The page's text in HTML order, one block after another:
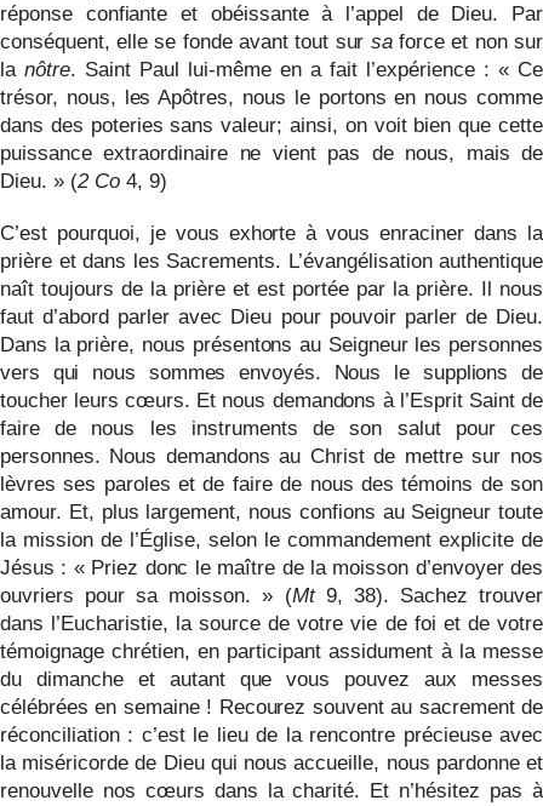
réponse confiante et obéissante à l’appel de Dieu. Par
conséquent, elle se fonde avant tout sur saforce et non sur
lanôtre. Saint Paul lui-même en a fait l’expérience : « Ce
trésor, nous, les Apôtres, nous le portons en nous comme
dans des poteries sans valeur; ainsi, on voit bien que cette
puissance extraordinaire ne vient pas de nous, mais de
Dieu. » (2 Co4, 9)
C’est pourquoi, je vous exhorte à vous enraciner dans la
prière et dans les Sacrements. L’évangélisation authentique
naît toujours de la prière et est portée par la prière. Il nous
faut d’abord parler avec Dieu pour pouvoir parler de Dieu.
Dans la prière, nous présentons au Seigneur les personnes
vers qui nous sommes envoyés. Nous le supplions de
toucher leurs cœurs. Et nous demandons à l’Esprit Saint de
faire de nous les instruments de son salut pour ces
personnes. Nous demandons au Christ de mettre sur nos
lèvres ses paroles et de faire de nous des témoins de son
amour. Et, plus largement, nous confions au Seigneur toute
la mission de l’Église, selon le commandement explicite de
Jésus : « Priez donc le maître de la moisson d’envoyer des
ouvriers pour sa moisson. » (Mt9, 38). Sachez trouver
dans l’Eucharistie, la source de votre vie de foi et de votre
témoignage chrétien, en participant assidument à la messe
du dimanche et autant que vous pouvez aux messes
célébrées en semaine ! Recourez souvent au sacrement de
réconciliation : c’est le lieu de la rencontre précieuse avec
la miséricorde de Dieu qui nous accueille, nous pardonne et
renouvelle nos cœurs dans la charité. Et n’hésitez pas à